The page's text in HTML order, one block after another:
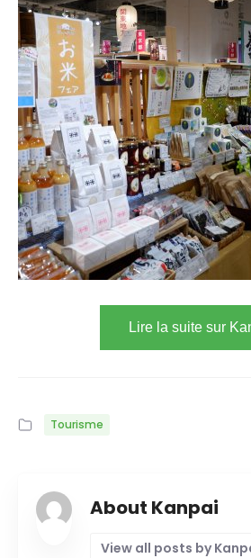
Lire la suite sur
Tourisme
About Kanpai
View all posts by